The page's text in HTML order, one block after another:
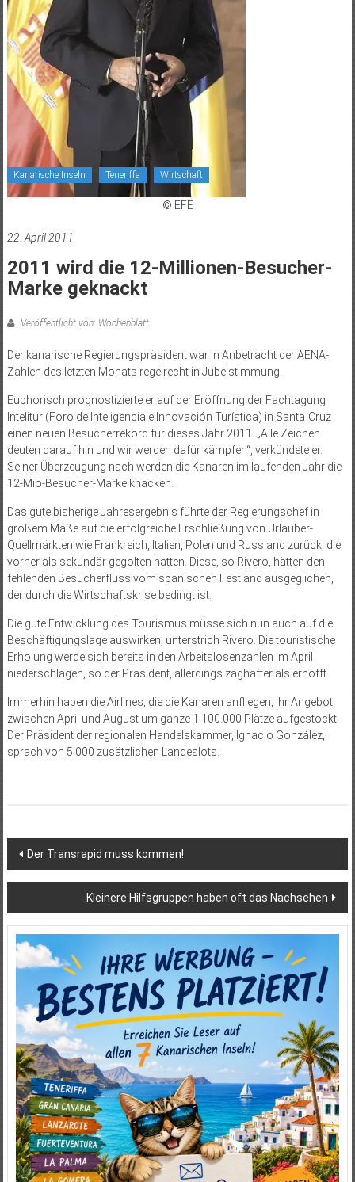
Kanarische Inseln Teneriffa Wirtschaft
© EFE
22. April 2011
2011 wird die 12-Millionen-Besucher-
Marke geknackt
Veröffentlicht von: Wochenblatt
Der kanarische Regierungspräsident war in Anbetracht der AENA-
Zahlen des letzten Monats regelrecht in Jubelstimmung.
Euphorisch prognostizierte er auf der Eröffnung der Fachtagung
Intelitur (Foro de Inteligencia e Innovación Turística) in Santa Cruz
einen neuen Besucherrekord für dieses Jahr 2011. „Alle Zeichen
deuten darauf hin und wir werden dafür kämpfen“, verkündete er.
Seiner Überzeugung nach werden die Kanaren im laufenden Jahr die
12-Mio-Besucher-Marke knacken.
Das gute bisherige Jahresergebnis führte der Regierungschef in
großem Maße auf die erfolgreiche Erschließung von Urlauber-
Quellmärkten wie Frankreich, Italien, Polen und Russland zurück, die
vorher als sekundär gegolten hatten. Diese, so Rivero, hätten den
fehlenden Besucherfluss vom spanischen Festland ausgeglichen,
der durch die Wirtschaftskrise bedingt ist.
Die gute Entwicklung des Tourismus müsse sich nun auch auf die
Beschäftigungslage auswirken, unterstrich Rivero. Die touristische
Erholung werde sich bereits in den Arbeitslosenzahlen im April
niederschlagen, so der Präsident, allerdings zaghafter als erhofft.
Immerhin haben die Airlines, die die Kanaren anfliegen, ihr Angebot
zwischen April und August um ganze 1.100.000 Plätze aufgestockt.
Der Präsident der regionalen Handelskammer, Ignacio González,
sprach von 5.000 zusätzlichen Landeslots.
Beitragsnavigation
Der Transrapid muss kommen!
Kleinere Hilfsgruppen haben oft das Nachsehen